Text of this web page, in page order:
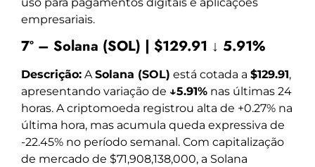
empresariais.
7º – Solana (SOL) | $129.91 ↓ 5.91%
Descrição: ASolana (SOL) está cotada a $129.91,
apresentando variação de ↓5.91% nas últimas 24
horas. A criptomoeda registrou alta de +0.27% na
última hora, mas acumula queda expressiva de
-22.45% no período semanal. Com capitalização
de mercado de $71,908,138,000, a Solana